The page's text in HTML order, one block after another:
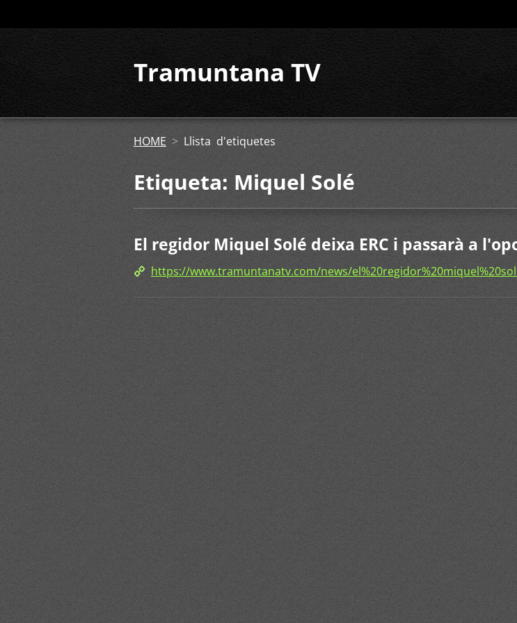
Tramuntana TV
HOME > Llista d'etiquetes
Etiqueta: Miquel Solé
El regidor Miquel Solé deixa ERC i passarà a
https://www.tramuntanatv.com/news/